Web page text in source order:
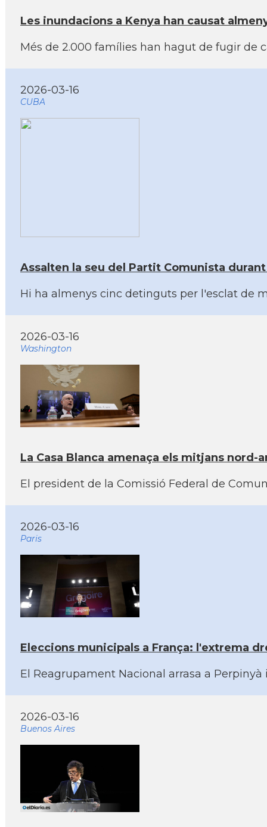
Les inundacions a Kenya han causat
Més de 2.000 famílies han hagut de fugir de
2026-03-16
CUBA
Assalten la seu del Partit Comunista
Hi ha almenys cinc detinguts per l'esclat de
2026-03-16
Washington
La Casa Blanca amenaça els mitjans
El president de la Comissió Federal de
2026-03-16
Paris
Eleccions municipals a França: l'extrema
El Reagrupament Nacional arrasa a
2026-03-16
Buenos Aires